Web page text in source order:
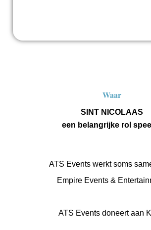
Waar
SINT NICOLAAS
een belangrijke rol
ATS Events werkt soms
Empire Events &
ATS Events doneert aan